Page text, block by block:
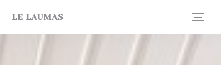
LE LAUMAS